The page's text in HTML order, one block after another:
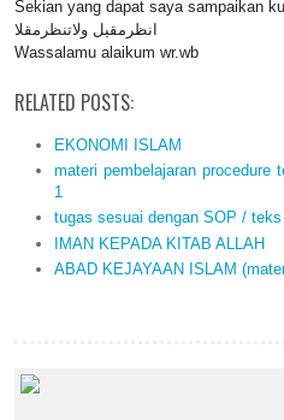
Sekian yang dapat saya sampaikan
انظرمقيل ولاتنظرمقلا
Wassalamu alaikum wr.wb
RELATED POSTS:
EKONOMI ISLAM
materi pembelajaran
1
tugas sesuai dengan SOP /
IMAN KEPADA KITAB ALLAH
ABAD KEJAYAAN ISLAM